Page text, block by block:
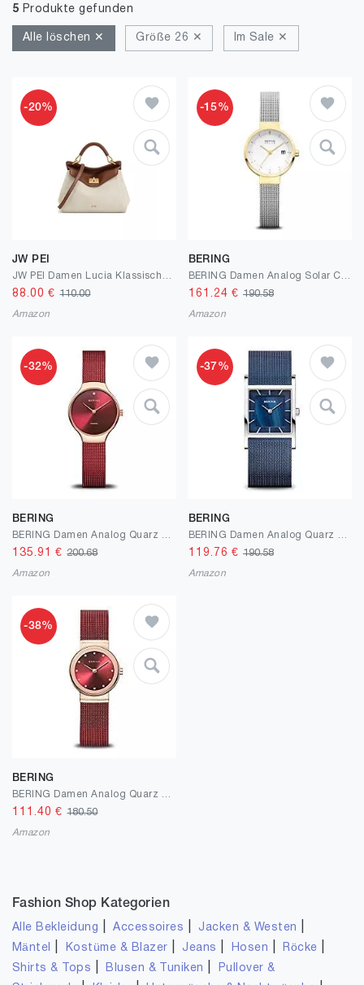
5 Produkte gefunden
Alle löschen ✕ Größe 26 ✕ Im Sale ✕
-20%
JW PEI
88.00 €110.00
Amazon
-15%
BERING
161.24 € 190.58
Amazon
-32%
BERING
135.91 €200.68
Amazon
-37%
BERING
119.76 € 190.58
Amazon
-38%
BERING
111.40 €180.50
Amazon
Fashion Shop Kategorien
Alle Bekleidung |Accessoires Jacken & Westen
Mäntel Kostüme & Blazer Jeans Hosen Röcke
Shirts & Tops Blusen & Tuniken
Pullover &